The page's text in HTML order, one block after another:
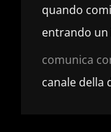
quando
entrando
comunica
canale della